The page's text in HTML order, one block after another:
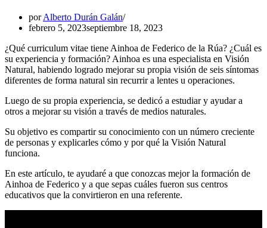
porAlberto Durán Galán
febrero 5, 2023septiembre 18, 2023
¿Qué curriculum vitae tiene Ainhoa de Federico de la Rúa? ¿Cuál es
su experiencia y formación? Ainhoa es una especialista en Visión
Natural, habiendo logrado mejorar su propia visión de seis síntomas
diferentes de forma natural sin recurrir a lentes u operaciones.
Luego de su propia experiencia, se dedicó a estudiar y ayudar a
otros a mejorar su visión a través de medios naturales.
Su objetivo es compartir su conocimiento con un número creciente
de personas y explicarles cómo y por qué la Visión Natural
funciona.
En este artículo, te ayudaré a que conozcas mejor la formación de
Ainhoa de Federico y a que sepas cuáles fueron sus centros
educativos que la convirtieron en una referente.